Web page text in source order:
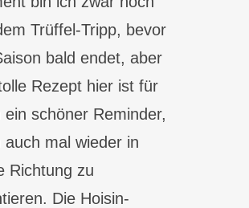
Trüffel-Tripp, bevor
bald endet, aber
Rezept hier ist für
ein schöner Reminder,
auch mal wieder in
Richtung zu
Die Hoisin-